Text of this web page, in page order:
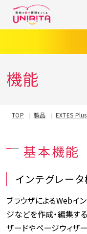
機能
TOP 製品 EXTES Plus
基本機能
インテグレー
ブラウザによるWebイ
ジなどを作成・編集す
ザードやページウィザ